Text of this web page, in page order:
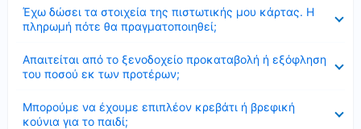
Έχω δώσει τα στοιχεία της πιστωτικής μου κάρτας. Η
πληρωμή πότε θα πραγματοποιηθεί;
Απαιτείται από το ξενοδοχείο προκαταβολή ή εξόφληση
του ποσού εκ των προτέρων;
Μπορούμε να έχουμε επιπλέον κρεβάτι ή βρεφική
κούνια για το παιδί;